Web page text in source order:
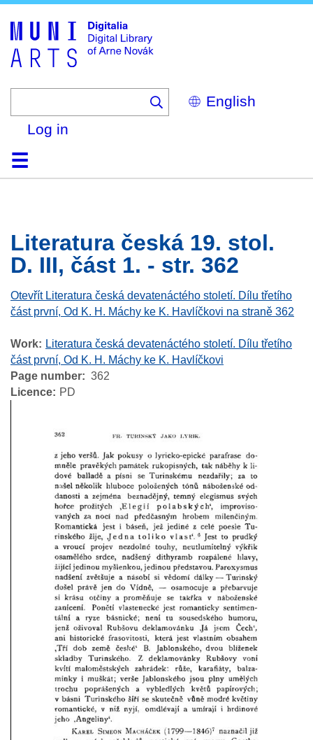
Select
your
Log in
HomeBrowse
Search
About
HelpContactDigitalia
Literatura česká 19. stol.
D. III, část 1. - str. 362
Otevřít Literatura česká devatenáctého století. Dílu třetího
část první, Od K. H. Máchy ke K. Havlíčkovi na straně 362
Work
Literatura česká devatenáctého století. Dílu třetího
část první, Od K. H. Máchy ke K. Havlíčkovi
Page number
362
Licence
PD